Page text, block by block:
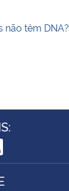
não têm DNA?